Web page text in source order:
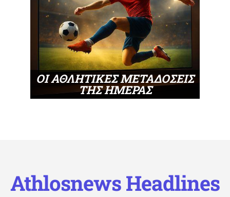
ΟΙ ΑΘΛΗΤΙΚΕΣ ΜΕΤΑΔΟΣΕΙΣ
ΤΗΣ ΗΜΕΡΑΣ
Athlosnews Headlines